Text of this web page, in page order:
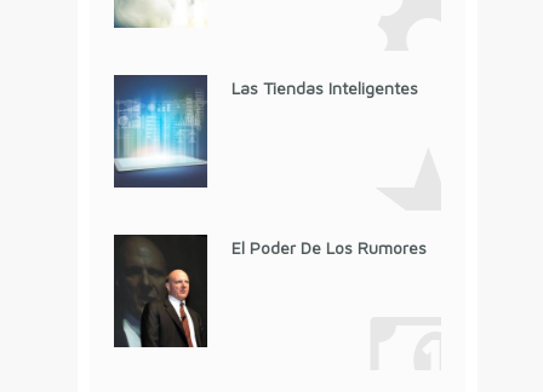
Las Tiendas Inteligentes
El Poder De Los Rumores